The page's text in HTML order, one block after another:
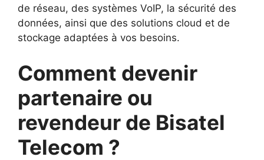
de réseau, des systèmes VoIP, la sécurité des
données, ainsi que des solutions cloud et de
stockage adaptées à vos besoins.
Comment devenir
partenaire ou
revendeur de Bisatel
Telecom ?